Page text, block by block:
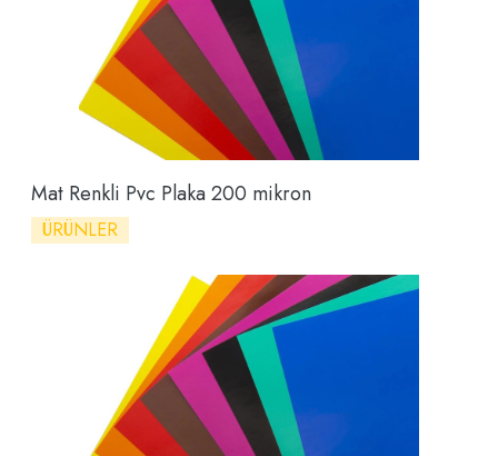
Mat Renkli Pvc Plaka 200 mikron
ÜRÜNLER